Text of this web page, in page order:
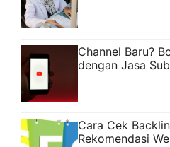
Channel Baru?
dengan Jasa
Cara Cek
Rekomendasi